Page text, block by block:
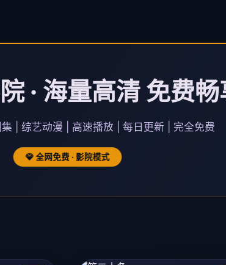
· 海量高清 免费
| 综艺动漫 | 高速播放 | 每日更新 | 完全免费
全网免费 · 影院模式